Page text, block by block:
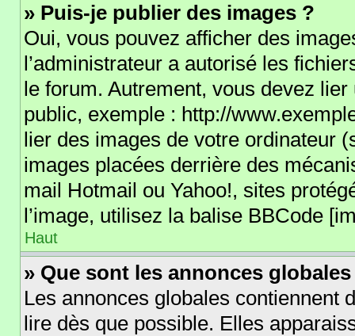
» Puis-je publier des images ?
Oui, vous pouvez afficher des
l’administrateur a autorisé les
le forum. Autrement, vous devez
public, exemple : http://
lier des images de votre ordinateur
images placées derrière des
mail Hotmail ou Yahoo!, sites
l’image, utilisez la balise BBCode
Haut
» Que sont les annonces
Les annonces globales contiennent
lire dès que possible. Elles